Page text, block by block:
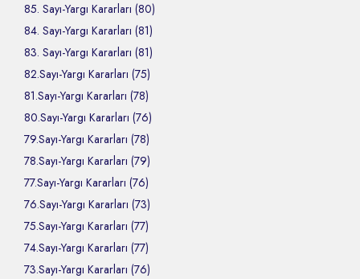
85. Sayı-Yargı Kararları (80)
84. Sayı-Yargı Kararları (81)
83. Sayı-Yargı Kararları (81)
82.Sayı-Yargı Kararları (75)
81.Sayı-Yargı Kararları (78)
80.Sayı-Yargı Kararları (76)
79.Sayı-Yargı Kararları (78)
78.Sayı-Yargı Kararları (79)
77.Sayı-Yargı Kararları (76)
76.Sayı-Yargı Kararları (73)
75.Sayı-Yargı Kararları (77)
74.Sayı-Yargı Kararları (77)
73.Sayı-Yargı Kararları (76)